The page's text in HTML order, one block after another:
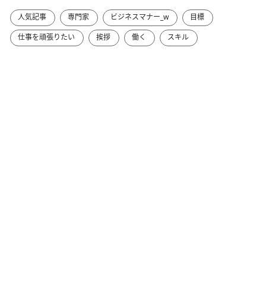
人気記事 専門家 ビジネスマナー_w
目標
仕事を頑張りたい
挨拶 働く スキル